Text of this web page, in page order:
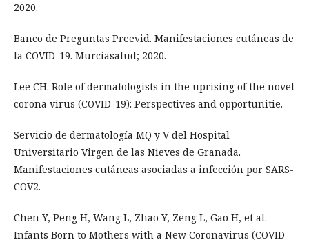
2020.
Banco de Preguntas Preevid. Manifestaciones cutáneas de
la COVID-19. Murciasalud; 2020.
Lee CH. Role of dermatologists in the uprising of the novel
corona virus (COVID-19): Perspectives and opportunitie.
Servicio de dermatología MQ y V del Hospital
Universitario Virgen de las Nieves de Granada.
Manifestaciones cutáneas asociadas a infección por SARS-
COV2.
Chen Y, Peng H, Wang L, Zhao Y, Zeng L, Gao H, et al.
Infants Born to Mothers with a New Coronavirus (COVID-